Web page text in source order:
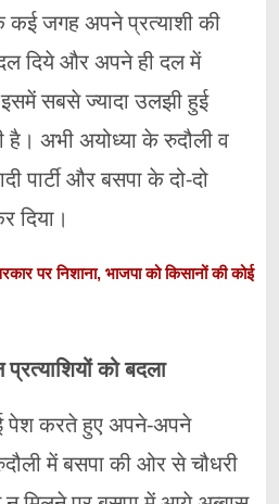
जगह अपने प्रत्याशी की
दिये और अपने ही दल में
इसमें सबसे ज्यादा उलझी हुई
है। अभी अयोध्या के रुदौली व
पार्टी और बसपा के दो-दो
दिया।
पर निशाना, भाजपा को किसानों की कोई
को बदला
पेश करते हुए अपने-अपने
में बसपा की ओर से चौधरी